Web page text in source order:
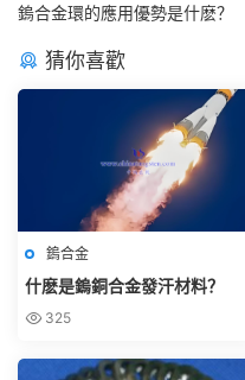
鎢合金環的應用優勢是什麽？
猜你喜歡
鎢合金
什麽是鎢銅合金發汗材料？
325